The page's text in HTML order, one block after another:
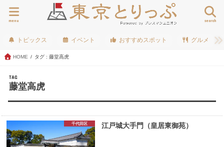
search
menu
トピックス イベント おすすめスポット グルメ
HOME タグ : 藤堂高虎
TAG
藤堂高虎
千代田区 江戸城大手門（皇居東御苑）